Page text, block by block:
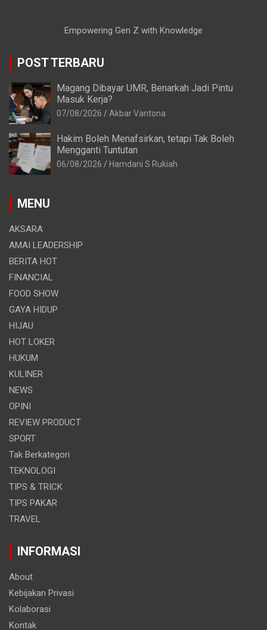
Empowering Gen Z with Knowledge
POST TERBARU
Magang Dibayar UMR, Benarkah Jadi Pintu
Masuk Kerja?
07/08/2026 Akbar Vantona
Hakim Boleh Menafsirkan, tetapi Tak Boleh
Mengganti Tuntutan
06/08/2026 Hamdani S Rukiah
MENU
AKSARA
AMAI LEADERSHIP
BERITA HOT
FINANCIAL
FOOD SHOW
GAYA HIDUP
HIJAU
HOT LOKER
HUKUM
KULINER
NEWS
OPINI
REVIEW PRODUCT
SPORT
Tak Berkategori
TEKNOLOGI
TIPS & TRICK
TIPS PAKAR
TRAVEL
INFORMASI
About
Kebijakan Privasi
Kolaborasi
Kontak